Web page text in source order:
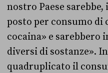
nostro Paese
posto per consumo di
cocaina» e sarebbero
diversi di sostanze».
quadruplicato il